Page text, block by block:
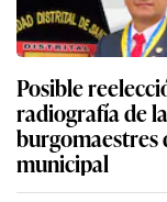
Posible
radiografía de
burgomaestres
municipal